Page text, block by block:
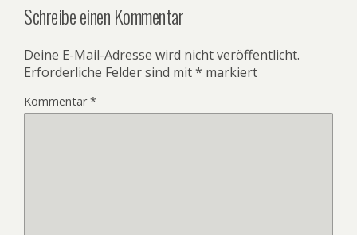
Schreibe einen Kommentar
Deine E-Mail-Adresse wird nicht veröffentlicht.
Erforderliche Felder sind mit* markiert
Kommentar*